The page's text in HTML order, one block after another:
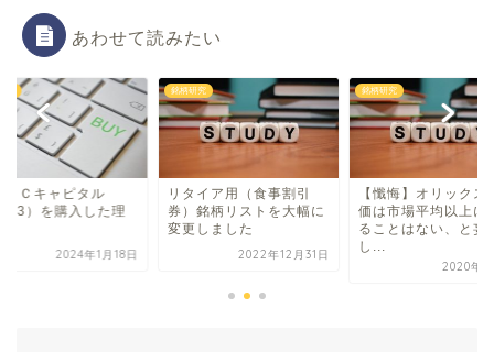
あわせて読みたい
ＨＣキャピタル
）を購入した理
2024年1月18日
銘柄研究
リタイア用（食事割引
券）銘柄リストを大幅に
変更しました
2022年12月31日
銘柄研究
【懺悔】オリックス
価は市場平均以上に
ることはない、と妄
し...
2020年4